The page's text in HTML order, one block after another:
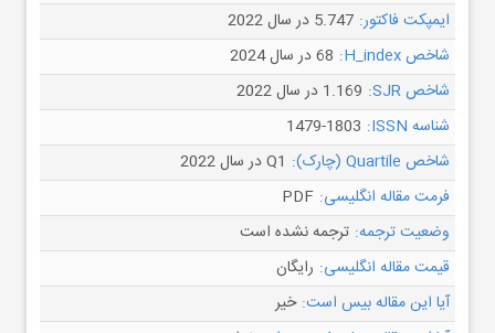
ایمپکت فاکتور: 5.747 در سال 2022
شاخص H_index:
68 در سال 2024
شاخص SJR:
1.169 در سال 2022
شناسه ISSN:
1479-1803
شاخص Quartile (چارک):
Q1 در سال 2022
فرمت مقاله انگلیسی: PDF
وضعیت ترجمه: ترجمه نشده است
قیمت مقاله انگلیسی: رایگان
آیا این مقاله بیس است: خیر